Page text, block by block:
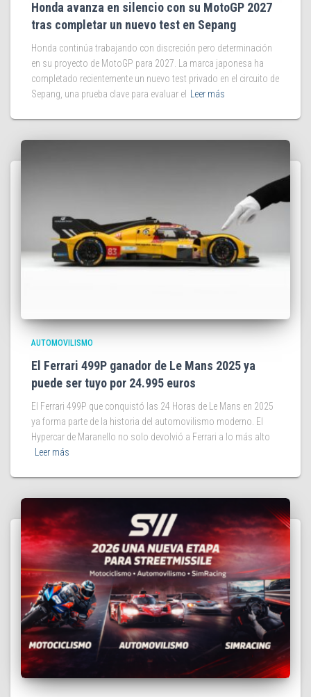
Honda avanza en silencio con su MotoGP 2027
tras completar un nuevo test en Sepang
Honda continúa trabajando con discreción pero determinación
en su proyecto de MotoGP para 2027. La marca japonesa ha
completado recientemente un nuevo test privado en el circuito de
Sepang, una prueba clave para evaluar el
Leer más
AUTOMOVILISMO
El Ferrari 499P ganador de Le Mans 2025 ya
puede ser tuyo por 24.995 euros
El Ferrari 499P que conquistó las 24 Horas de Le Mans en 2025
ya forma parte de la historia del automovilismo moderno. El
Hypercar de Maranello no solo devolvió a Ferrari a lo más alto
Leer más